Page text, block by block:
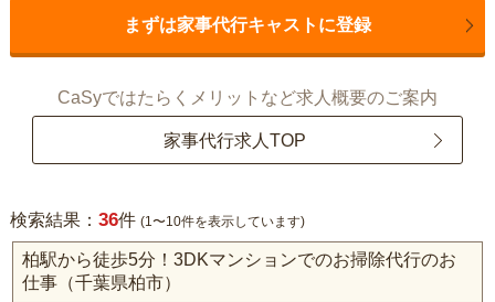
まずは家事代行キャストに登録
CaSyではたらくメリットなど求人概要のご案内
家事代行求人TOP
検索結果： 36件 (1〜10件を表示しています)
柏駅から徒歩5分！3DKマンションでのお掃除代行のお
仕事（千葉県柏市）